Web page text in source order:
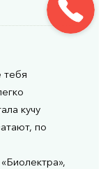
тебя
кучу
по